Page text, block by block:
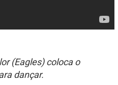
(Eagles) coloca o
dançar.